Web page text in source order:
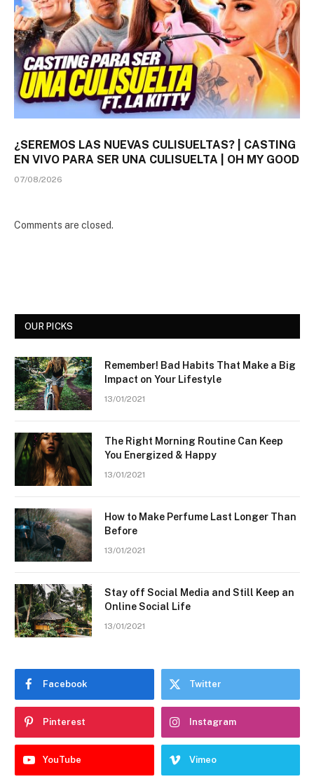
¿SEREMOS LAS NUEVAS CULISUELTAS? | CASTING
EN VIVO PARA SER UNA CULISUELTA | OH MY GOOD
07/08/2026
Comments are closed.
OUR PICKS
Remember! Bad Habits That Make a Big
Impact on Your Lifestyle
13/01/2021
The Right Morning Routine Can Keep
You Energized & Happy
13/01/2021
How to Make Perfume Last Longer Than
Before
13/01/2021
Stay off Social Media and Still Keep an
Online Social Life
13/01/2021
Facebook Twitter
Pinterest Instagram
YouTube Vimeo